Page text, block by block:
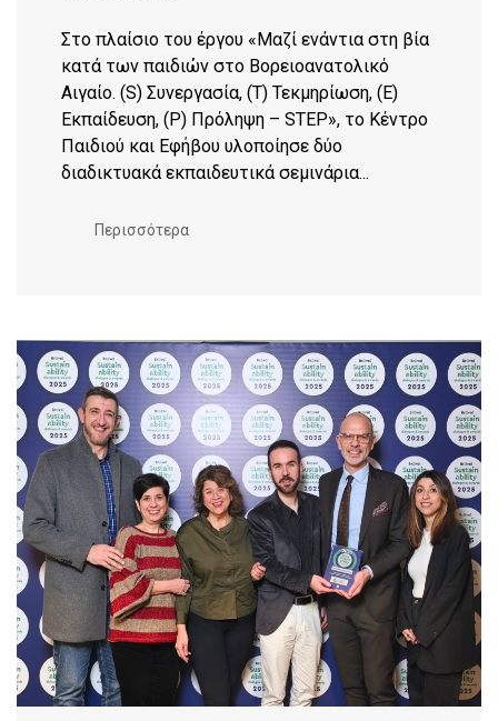
Στο πλαίσιο του έργου «Μαζί ενάντια στη βία
κατά των παιδιών στο Βορειοανατολικό
Αιγαίο. (S) Συνεργασία, (T) Τεκμηρίωση, (E)
Εκπαίδευση, (P) Πρόληψη – STEP», το Κέντρο
Παιδιού και Εφήβου υλοποίησε δύο
διαδικτυακά εκπαιδευτικά σεμινάρια...
Περισσότερα